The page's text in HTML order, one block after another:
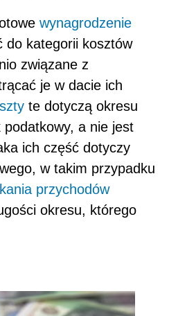
wynagrodzenie
do kategorii kosztów
związane z
je w dacie ich
te dotyczą okresu
a nie jest
ich część dotyczy
w takim przypadku
przychodów
okresu, którego